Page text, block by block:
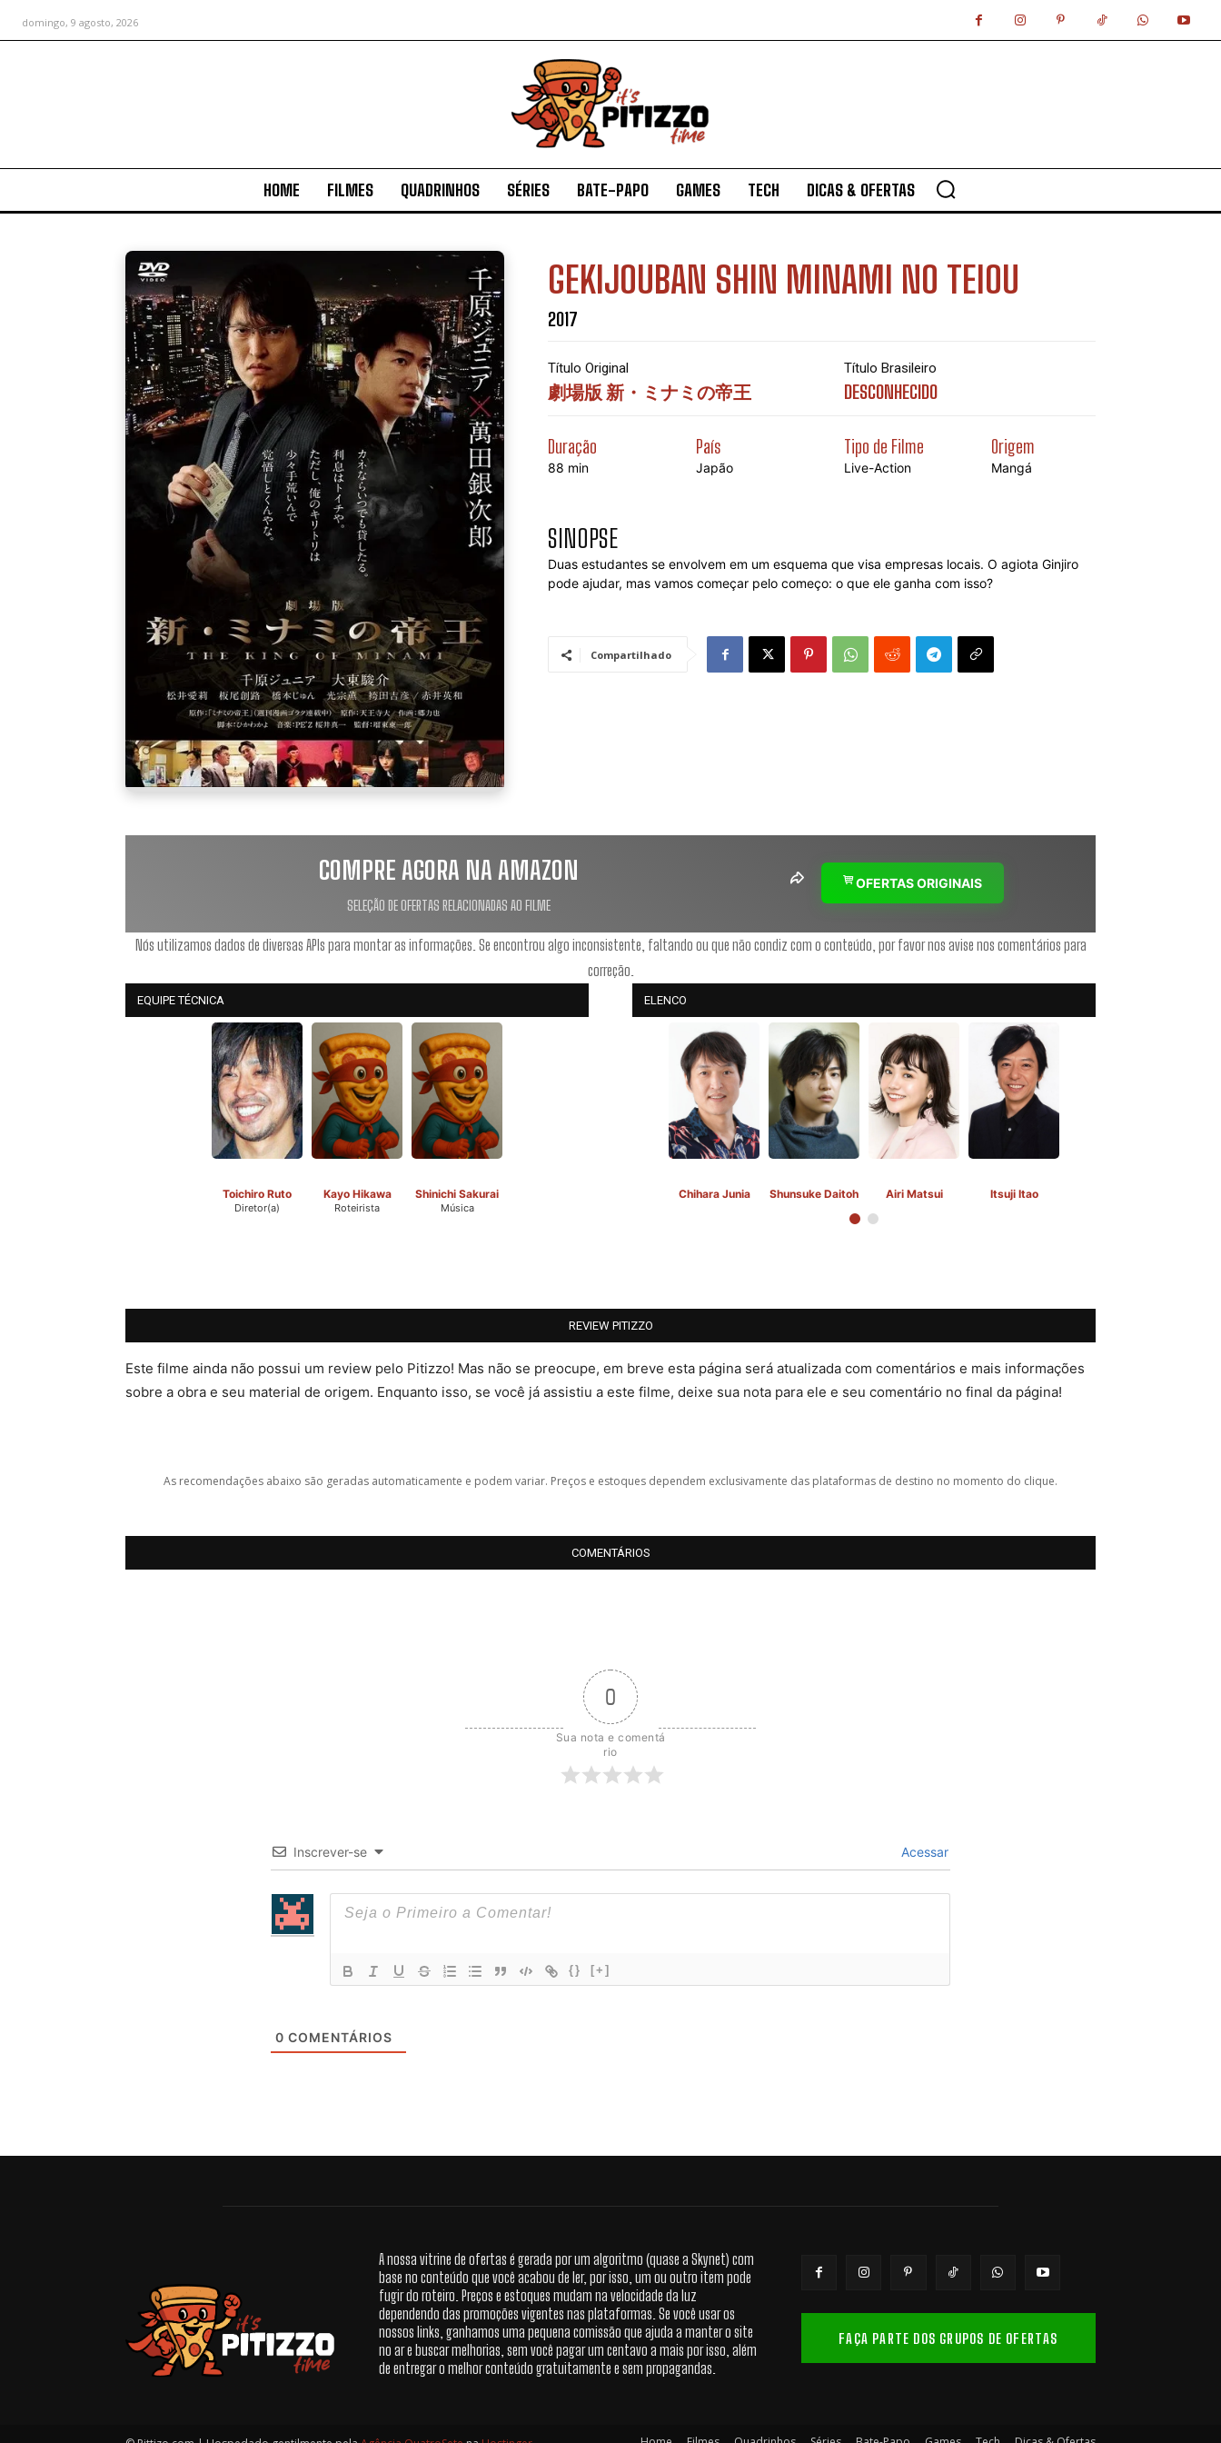
domingo, 9 agosto, 2026
HOME FILMES QUADRINHOS SÉRIES BATE-PAPO GAMES TECH DICAS & OFERTAS
GEKIJOUBAN SHIN MINAMI NO TEIOU
2017
Título Original
劇場版 新・ミナミの帝王
Título Brasileiro
DESCONHECIDO
Duração
88 min
País
Japão
Tipo de Filme
Live-Action
Origem
Mangá
SINOPSE
Duas estudantes se envolvem em um esquema que visa empresas locais. O agiota Ginjiro
pode ajudar, mas vamos começar pelo começo: o que ele ganha com isso?
Compartilhado
COMPRE AGORA NA AMAZON
SELEÇÃO DE OFERTAS RELACIONADAS AO FILME
OFERTAS ORIGINAIS
Nós utilizamos dados de diversas APIs para montar as informações. Se encontrou algo inconsistente, faltando ou que não condiz com o conteúdo, por favor nos avise nos comentários para
correção.
EQUIPE TÉCNICA
Toichiro Ruto
Diretor(a)
Kayo Hikawa
Roteirista
Shinichi Sakurai
Música
ELENCO
Chihara Junia Shunsuke Daitoh Airi Matsui Itsuji Itao
REVIEW PITIZZO
Este filme ainda não possui um review pelo Pitizzo! Mas não se preocupe, em breve esta página será atualizada com comentários e mais informações
sobre a obra e seu material de origem. Enquanto isso, se você já assistiu a este filme, deixe sua nota para ele e seu comentário no final da página!
As recomendações abaixo são geradas automaticamente e podem variar. Preços e estoques dependem exclusivamente das plataformas de destino no momento do clique.
COMENTÁRIOS
0
Sua nota e comentá
rio
Inscrever-se Acessar
{} [+]
0 COMENTÁRIOS
A nossa vitrine de ofertas é gerada por um algoritmo (quase a Skynet) com
base no conteúdo que você acabou de ler, por isso, um ou outro item pode
fugir do roteiro. Preços e estoques mudam na velocidade da luz
dependendo das promoções vigentes nas plataformas. Se você usar os
nossos links, ganhamos uma pequena comissão que ajuda a manter o site
no ar e buscar melhorias, sem você pagar um centavo a mais por isso, além
de entregar o melhor conteúdo gratuitamente e sem propagandas.
FAÇA PARTE DOS GRUPOS DE OFERTAS